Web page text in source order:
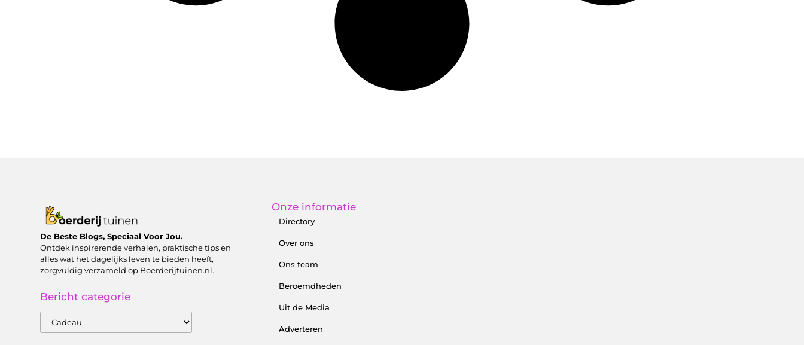
De Beste Blogs, Speciaal Voor Jou.
Ontdek inspirerende verhalen, praktische tips en
alles wat het dagelijks leven te bieden heeft,
zorgvuldig verzameld op Boerderijtuinen.nl.
Bericht categorie
Onze informatie
Directory
Over ons
Ons team
Beroemdheden
Uit de Media
Adverteren